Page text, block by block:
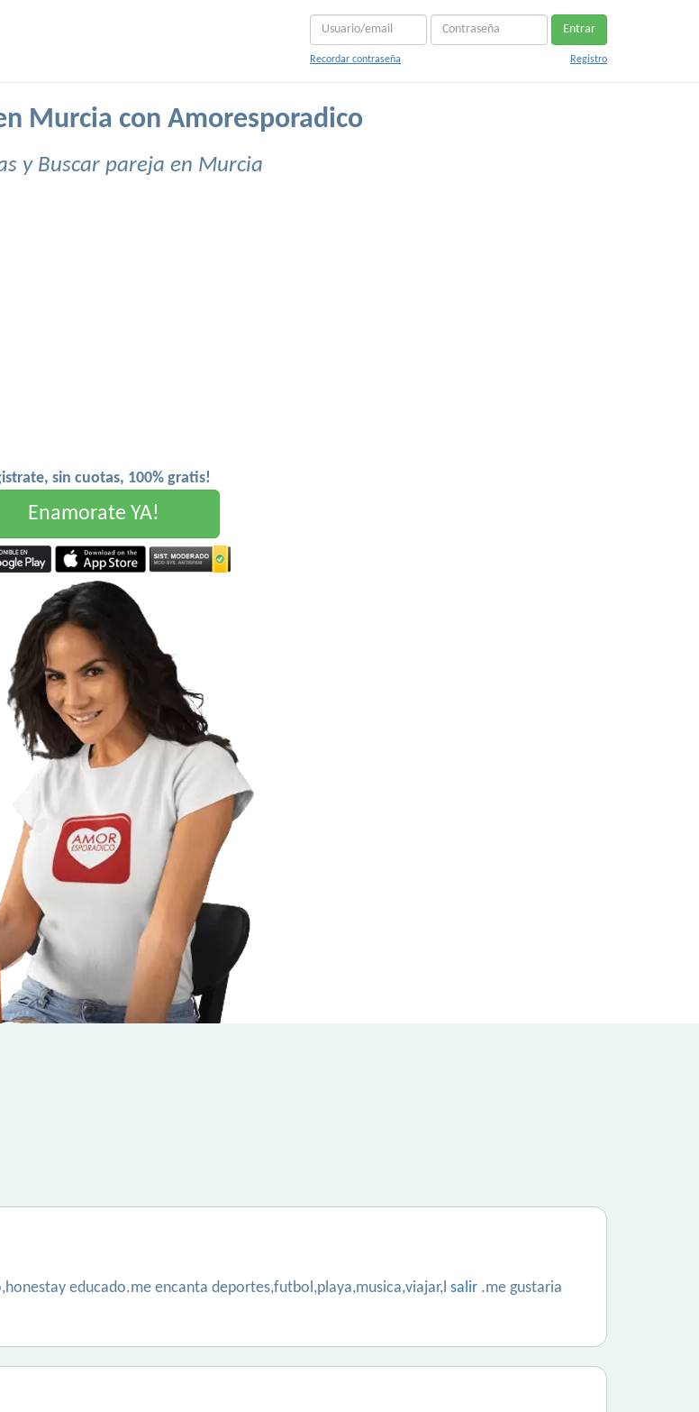
Entrar
Recordar contraseña Registro
Murcia con Amoresporadico
y Buscar pareja en Murcia
sin cuotas, 100% gratis!
Enamorate YA!
educado.me encanta deportes,futbol,playa,musica,viajar,l salir .me gustaria